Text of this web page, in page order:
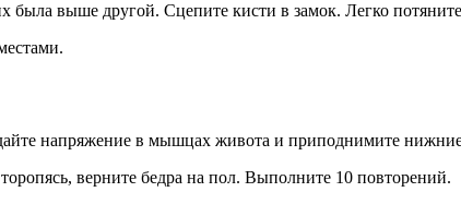
была выше другой. Сцепите кисти в замок. Легко
напряжение в мышцах живота и приподнимите
верните бедра на пол. Выполните 10 повторений.